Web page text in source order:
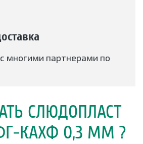
многими партнерами по
CЛЮДОПЛАСТ
КАХФ 0,3 ММ ?